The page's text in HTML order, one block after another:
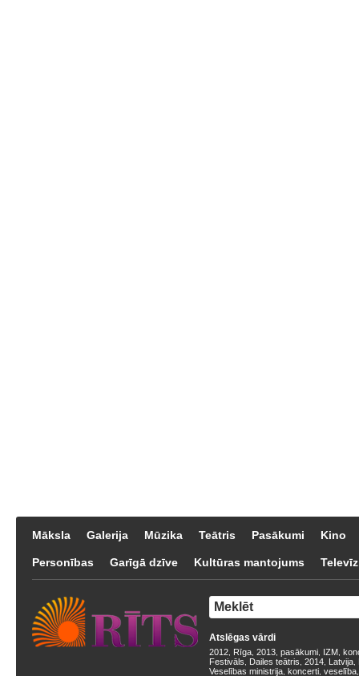
Māksla Galerija Mūzika Teātris Pasākumi Kino
Personības Garīgā dzīve Kultūras mantojums
Atslēgas vārdi
2012 Rīga 2013 pasākumi IZM
Festivāls
Dailes teātris 2014 Latvija
Veselības ministrija koncerti veselība